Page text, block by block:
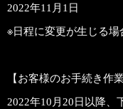
2022年11月1日
※日程に変更が生じる場
【お客様のお手続き作業
2022年10月20日以降、